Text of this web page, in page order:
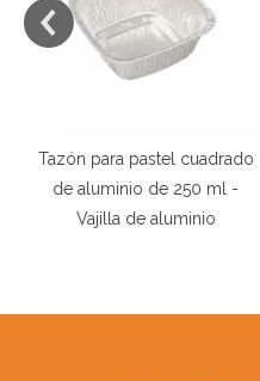
Tazón para pastel cuadrado
de aluminio de 250 ml -
Vajilla de aluminio